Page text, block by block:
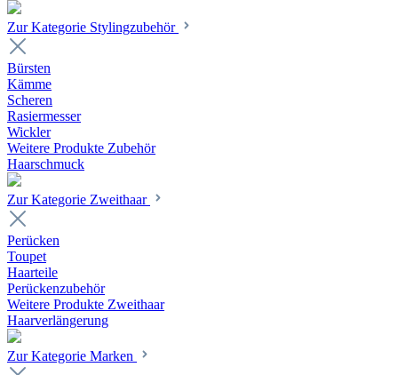
Zur Kategorie Stylingzubehör
Bürsten
Kämme
Scheren
Rasiermesser
Wickler
Weitere Produkte Zubehör
Haarschmuck
Zur Kategorie Zweithaar
Perücken
Toupet
Haarteile
Perückenzubehör
Weitere Produkte Zweithaar
Haarverlängerung
Zur Kategorie Marken